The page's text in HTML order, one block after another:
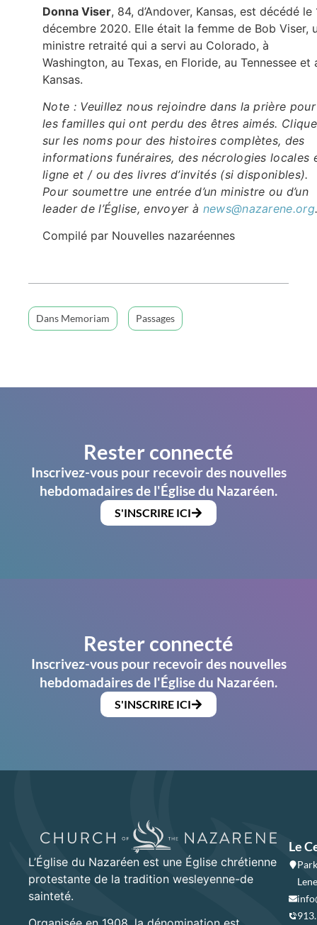
Donna Viser, 84, d’Andover, Kansas, est décédé le
décembre 2020. Elle était la femme de Bob Viser,
ministre retraité qui a servi au Colorado, à
Washington, au Texas, en Floride, au Tennessee et
Kansas.
Note : Veuillez nous rejoindre dans la prière pour
les familles qui ont perdu des êtres aimés.
sur les noms pour des histoires complètes, des
informations funéraires, des nécrologies locales
ligne et / ou des livres d’invités (si disponibles).
Pour soumettre une entrée d’un ministre ou d’un
leader de l’Église, envoyer à news@nazarene.org
Compilé par Nouvelles nazaréennes
Dans Memoriam Passages
Rester connecté
Inscrivez-vous pour recevoir des nouvelles
hebdomadaires de l'Église du Nazaréen.
S'INSCRIRE ICI
Rester connecté
Inscrivez-vous pour recevoir des nouvelles
hebdomadaires de l'Église du Nazaréen.
S'INSCRIRE ICI
L’Église du Nazaréen est une Église chrétienne
protestante de la tradition wesleyenne-de
sainteté.
Le